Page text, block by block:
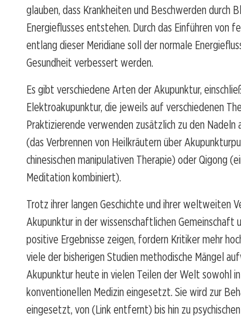
glauben, dass Krankheiten und Beschwerden durch
Energieflusses entstehen. Durch das Einführen von
entlang dieser Meridiane soll der normale
Gesundheit verbessert werden.
Es gibt verschiedene Arten der Akupunktur,
Elektroakupunktur, die jeweils auf verschiedenen
Praktizierende verwenden zusätzlich zu den
(das Verbrennen von Heilkräutern über
chinesischen manipulativen Therapie) oder Qigong
Meditation kombiniert).
Trotz ihrer langen Geschichte und ihrer weltweiten
Akupunktur in der wissenschaftlichen Gemeinschaft
positive Ergebnisse zeigen, fordern Kritiker mehr
viele der bisherigen Studien methodische Mängel
Akupunktur heute in vielen Teilen der Welt sowohl
konventionellen Medizin eingesetzt. Sie wird zur
eingesetzt, von (Link entfernt) bis hin zu